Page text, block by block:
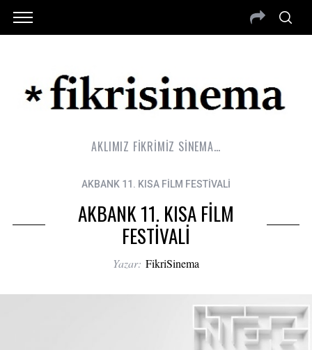
AKLIMIZ FİKRİMİZ SİNEMA…
AKBANK 11. KISA FİLM FESTİVALİ
AKBANK 11. KISA FİLM
FESTİVALİ
Yazar: FikriSinema